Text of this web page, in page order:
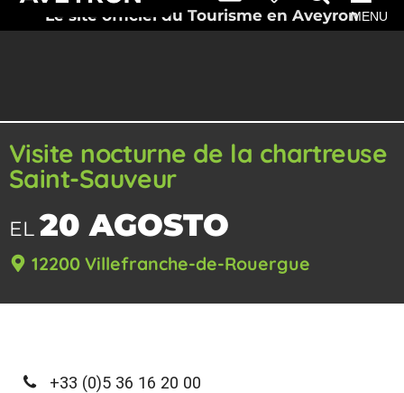
Le site officiel du Tourisme en AveyronMENU
Visite nocturne de la chartreuse
Saint-Sauveur
EL 20 AGOSTO
12200 Villefranche-de-Rouergue
+33 (0)5 36 16 20 00